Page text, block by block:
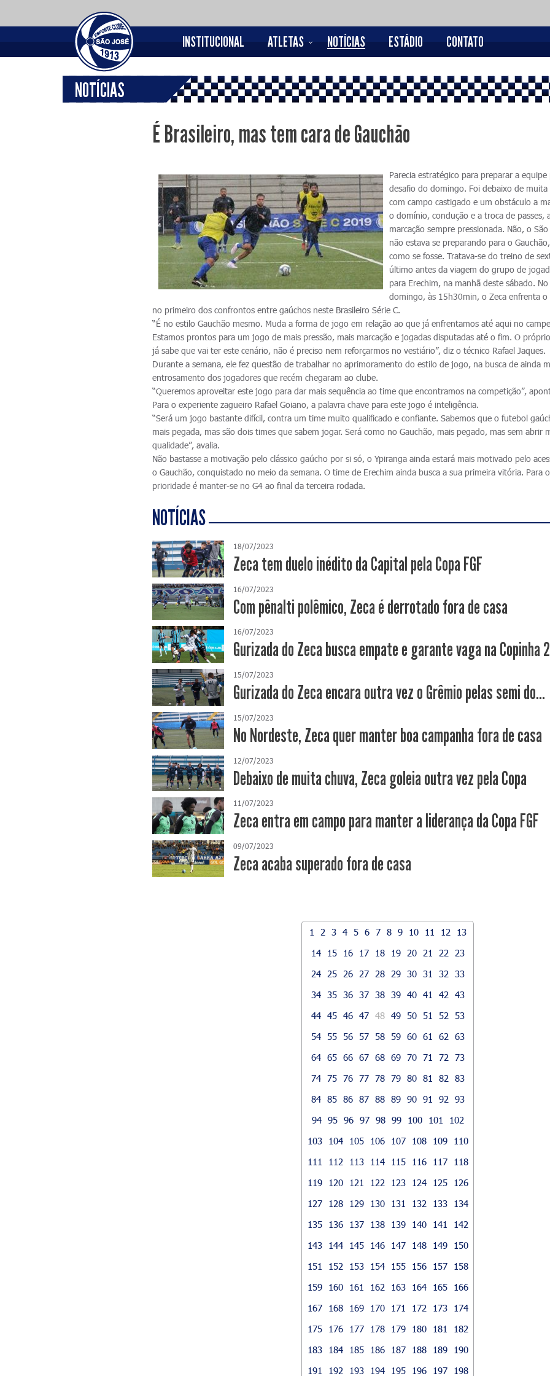
INSTITUCIONAL ATLETAS NOTÍCIAS ESTÁDIO CONTATO
NOTÍCIAS
É Brasileiro, mas tem cara de Gauchão
Parecia estratégico para preparar a equipe
desafio do domingo. Foi debaixo de muita
com campo castigado e um obstáculo a
o domínio, condução e a troca de passes,
marcação sempre pressionada. Não, o São
não estava se preparando para o
como se fosse. Tratava-se do treino de
último antes da viagem do grupo de
para Erechim, na manhã deste sábado. No
domingo, às 15h30min, o Zeca enfrenta o
no primeiro dos confrontos entre gaúchos neste Brasileiro Série C.
“É no estilo Gauchão mesmo. Muda a forma de jogo em relação ao que já enfrentamos até aqui no
Estamos prontos para um jogo de mais pressão, mais marcação e jogadas disputadas até o fim. O
já sabe que vai ter este cenário, não é preciso nem reforçarmos no vestiário”, diz o técnico Rafael Jaques.
Durante a semana, ele fez questão de trabalhar no aprimoramento do estilo de jogo, na busca de ainda
entrosamento dos jogadores que recém chegaram ao clube.
“Queremos aproveitar este jogo para dar mais sequência ao time que encontramos na competição”,
Para o experiente zagueiro Rafael Goiano, a palavra chave para este jogo é inteligência.
“Será um jogo bastante difícil, contra um time muito qualificado e confiante. Sabemos que o futebol
mais pegada, mas são dois times que sabem jogar. Será como no Gauchão, mais pegado, mas sem abrir
qualidade”, avalia.
Não bastasse a motivação pelo clássico gaúcho por si só, o Ypiranga ainda estará mais motivado pelo
o Gauchão, conquistado no meio da semana. O time de Erechim ainda busca a sua primeira vitória. Para
prioridade é manter-se no G4 ao final da terceira rodada.
NOTÍCIAS
18/07/2023
Zeca tem duelo inédito da Capital pela Copa FGF
16/07/2023
Com pênalti polêmico, Zeca é derrotado fora de casa
16/07/2023
Gurizada do Zeca busca empate e garante vaga na Copinha
15/07/2023
Gurizada do Zeca encara outra vez o Grêmio pelas semi do...
15/07/2023
No Nordeste, Zeca quer manter boa campanha fora de casa
12/07/2023
Debaixo de muita chuva, Zeca goleia outra vez pela Copa
11/07/2023
Zeca entra em campo para manter a liderança da Copa FGF
09/07/2023
Zeca acaba superado fora de casa
1 2 3 4 5 6 7 8 9 10 11 12
13
14
15 16 17 18 19 20 21 22
23
24
25 26 27 28 29 30 31 32
33
34 35 36 37 38 39 40 41 42
43
44 45 46 47 48 49 50 51 52
53
54 55 56 57 58 59 60 61 62
63
64 65 66 67 68 69 70 71 72
73
74 75 76 77 78 79 80 81 82
83
84 85 86 87 88 89 90 91 92
93
94 95 96 97 98 99 100 101
102
103
104 105 106 107 108 109
110
111
112 113 114 115 116 117
118
119
120 121 122 123 124 125
126
127
128 129 130 131 132 133
134
135
136 137 138 139 140 141
142
143
144 145 146 147 148 149
150
151
152 153 154 155 156 157
158
159
160 161 162 163 164 165
166
167
168 169 170 171 172 173
174
175
176 177 178 179 180 181
182
183
184 185 186 187 188 189
190
191
192 193 194 195 196 197
198